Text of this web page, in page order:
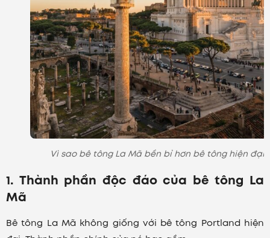
Vì sao bê tông La Mã bền bỉ hơn bê tông hiện đại?
1. Thành phần độc đáo của bê tông La
Mã
Bê tông La Mã không giống với bê tông Portland hiện